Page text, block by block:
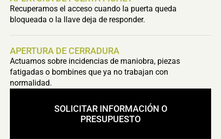
Recuperamos el acceso cuando la puerta queda
bloqueada o la llave deja de responder.
APERTURA DE CERRADURA
Actuamos sobre incidencias de maniobra, piezas
fatigadas o bombines que ya no trabajan con
normalidad.
SOLICITAR INFORMACIÓN O
PRESUPUESTO